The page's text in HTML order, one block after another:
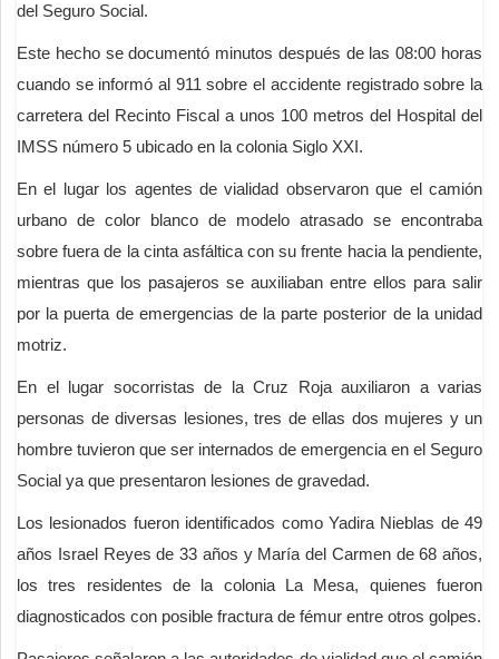
del Seguro Social.
Este hecho se documentó minutos después de las 08:00 horas
cuando se informó al 911 sobre el accidente registrado sobre la
carretera del Recinto Fiscal a unos 100 metros del Hospital del
IMSS número 5 ubicado en la colonia Siglo XXI.
En el lugar los agentes de vialidad observaron que el camión
urbano de color blanco de modelo atrasado se encontraba
sobre fuera de la cinta asfáltica con su frente hacia la pendiente,
mientras que los pasajeros se auxiliaban entre ellos para salir
por la puerta de emergencias de la parte posterior de la unidad
motriz.
En el lugar socorristas de la Cruz Roja auxiliaron a varias
personas de diversas lesiones, tres de ellas dos mujeres y un
hombre tuvieron que ser internados de emergencia en el Seguro
Social ya que presentaron lesiones de gravedad.
Los lesionados fueron identificados como Yadira Nieblas de 49
años Israel Reyes de 33 años y María del Carmen de 68 años,
los tres residentes de la colonia La Mesa, quienes fueron
diagnosticados con posible fractura de fémur entre otros golpes.